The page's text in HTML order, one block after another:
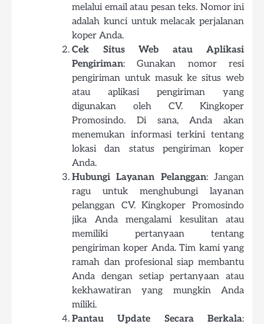
melalui email atau pesan teks. Nomor ini
adalah kunci untuk melacak perjalanan
koper Anda.
Cek Situs Web atau Aplikasi
Pengiriman: Gunakan nomor resi
pengiriman untuk masuk ke situs web
atau aplikasi pengiriman yang
digunakan oleh CV. Kingkoper
Promosindo. Di sana, Anda akan
menemukan informasi terkini tentang
lokasi dan status pengiriman koper
Anda.
Hubungi Layanan Pelanggan: Jangan
ragu untuk menghubungi layanan
pelanggan CV. Kingkoper Promosindo
jika Anda mengalami kesulitan atau
memiliki pertanyaan tentang
pengiriman koper Anda. Tim kami yang
ramah dan profesional siap membantu
Anda dengan setiap pertanyaan atau
kekhawatiran yang mungkin Anda
miliki.
Pantau Update Secara Berkala: